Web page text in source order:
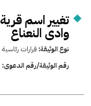
تغيير اسم
وادى النعناع
نوع الوثيقة: قرارات رئاسية
رقم الوثيقة/رقم الدعوى: